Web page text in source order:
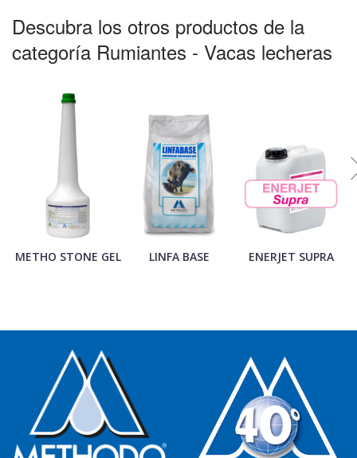
Descubra los otros productos de la
categoría Rumiantes - Vacas lecheras
METHO STONE GEL LINFA BASE ENERJET SUPRA